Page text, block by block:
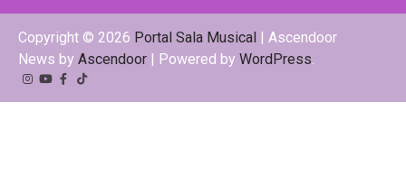
Copyright © 2026 Portal Sala Musical
| Ascendoor
News by Ascendoor | Powered by WordPress.
Instagram
YouTube
Facebook
Tiktok